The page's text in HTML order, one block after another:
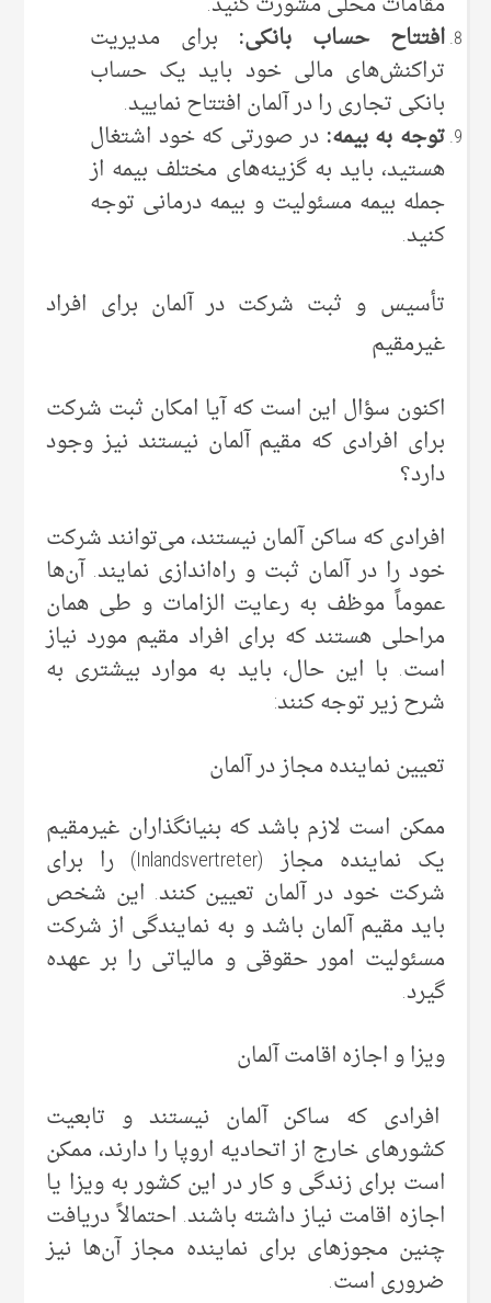
افتتاح حساب بانکی: برای مدیریت
تراکنش‌های مالی خود باید یک حساب
بانکی تجاری را در آلمان افتتاح نمایید.
توجه به بیمه: در صورتی که خود اشتغال
هستید، باید به گزینه‌های مختلف بیمه از
جمله بیمه مسئولیت و بیمه درمانی توجه
کنید.
تأسیس و ثبت شرکت در آلمان برای افراد
غیرمقیم
اکنون سؤال این است که آیا امکان ثبت شرکت
برای افرادی که مقیم آلمان نیستند نیز وجود
دارد؟
افرادی که ساکن آلمان نیستند، می‌توانند شرکت
خود را در آلمان ثبت و راه‌اندازی نمایند. ‌آن‌ها
عموماً موظف به رعایت الزامات و طی همان
مراحلی هستند که برای افراد مقیم مورد نیاز
است. با این حال، باید به موارد بیشتری به
شرح زیر توجه کنند:
تعیین نماینده مجاز در آلمان
ممکن است لازم باشد که بنیانگذاران غیرمقیم
یک نماینده مجاز (Inlandsvertreter) را برای
شرکت خود در آلمان تعیین کنند. این شخص
باید مقیم آلمان باشد و به نمایندگی از شرکت
مسئولیت امور حقوقی و مالیاتی را بر عهده
گیرد.
ویزا و اجازه اقامت آلمان
افرادی که ساکن آلمان نیستند و تابعیت
کشورهای خارج از اتحادیه اروپا را دارند، ممکن
است برای زندگی و کار در این کشور به ویزا یا
اجازه اقامت نیاز داشته باشند. احتمالاً دریافت
چنین مجوزهای برای نماینده مجاز آن‌ها نیز
ضروری است.